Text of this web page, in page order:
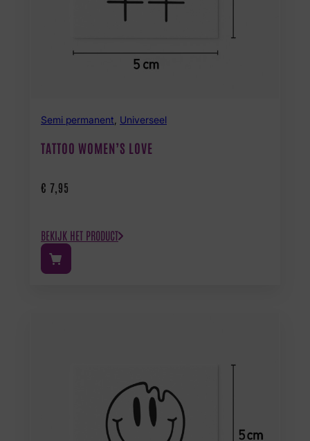
Semi permanent Universeel
TATTOO WOMEN’S LOVE
€ 7,95
BEKIJK HET PRODUCT